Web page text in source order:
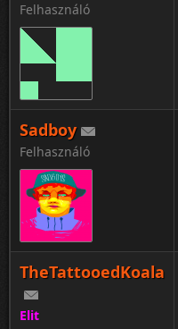
Felhasználó
Sadboy
Felhasználó
TheTattooedKoala
Elit